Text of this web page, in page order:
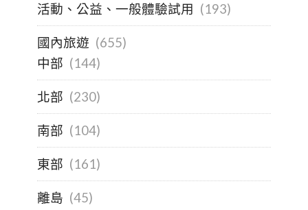
活動、公益、一般體驗試用 (193)
國內旅遊 (655)
中部 (144)
北部 (230)
南部 (104)
東部 (161)
離島 (45)